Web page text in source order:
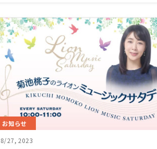
お知らせ
8/27, 2023